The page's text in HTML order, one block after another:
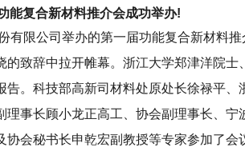
能复合新材料推介会成功举办!
限公司举办的第一届功能复合新材料推
致辞中拉开帷幕。浙江大学郑津洋院士
。科技部高新司材料处原处长徐禄平、
事长顾小龙正高工、协会副理事长、宁
会秘书长申乾宏副教授等专家参加了会